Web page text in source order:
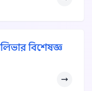
বিশেষজ্ঞ